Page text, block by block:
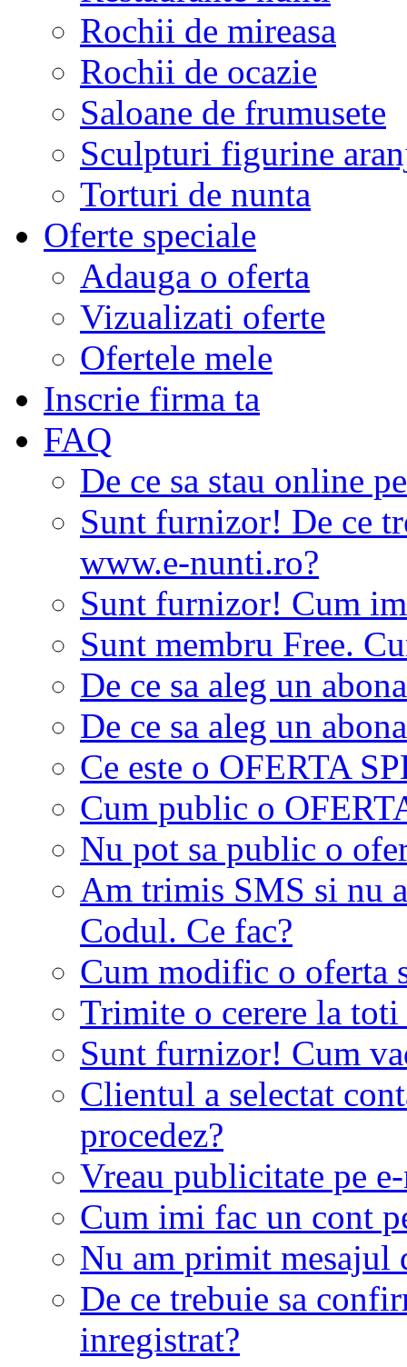
Rochii de mireasa
Rochii de ocazie
Saloane de frumusete
Sculpturi figurine
Torturi de nunta
Oferte speciale
Adauga o oferta
Vizualizati oferte
Ofertele mele
Inscrie firma ta
FAQ
De ce sa stau online
Sunt furnizor! De ce
www.e-nunti.ro?
Sunt furnizor! Cum
Sunt membru Free.
De ce sa aleg un
De ce sa aleg un
Ce este o OFERTA
Cum public o
Nu pot sa public o
Am trimis SMS si nu
Codul. Ce fac?
Cum modific o oferta
Trimite o cerere la
Sunt furnizor! Cum
Clientul a selectat
procedez?
Vreau publicitate pe
Cum imi fac un cont
Nu am primit mesajul
De ce trebuie sa
inregistrat?